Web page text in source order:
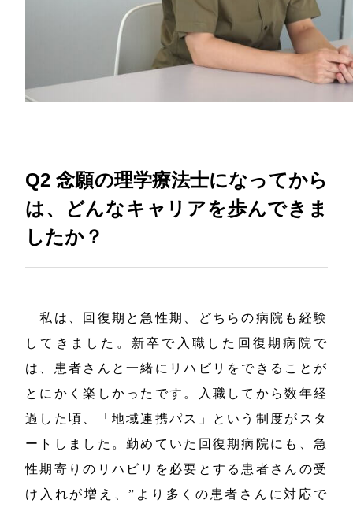
Q2念願の理学療法士になってから
は、どんなキャリアを歩んできま
したか？
私は、回復期と急性期、どちらの病院も経験
してきました。新卒で入職した回復期病院で
は、患者さんと一緒にリハビリをできることが
とにかく楽しかったです。入職してから数年経
過した頃、「地域連携パス」という制度がスタ
ートしました。勤めていた回復期病院にも、急
性期寄りのリハビリを必要とする患者さんの受
け入れが増え、”より多くの患者さんに対応で